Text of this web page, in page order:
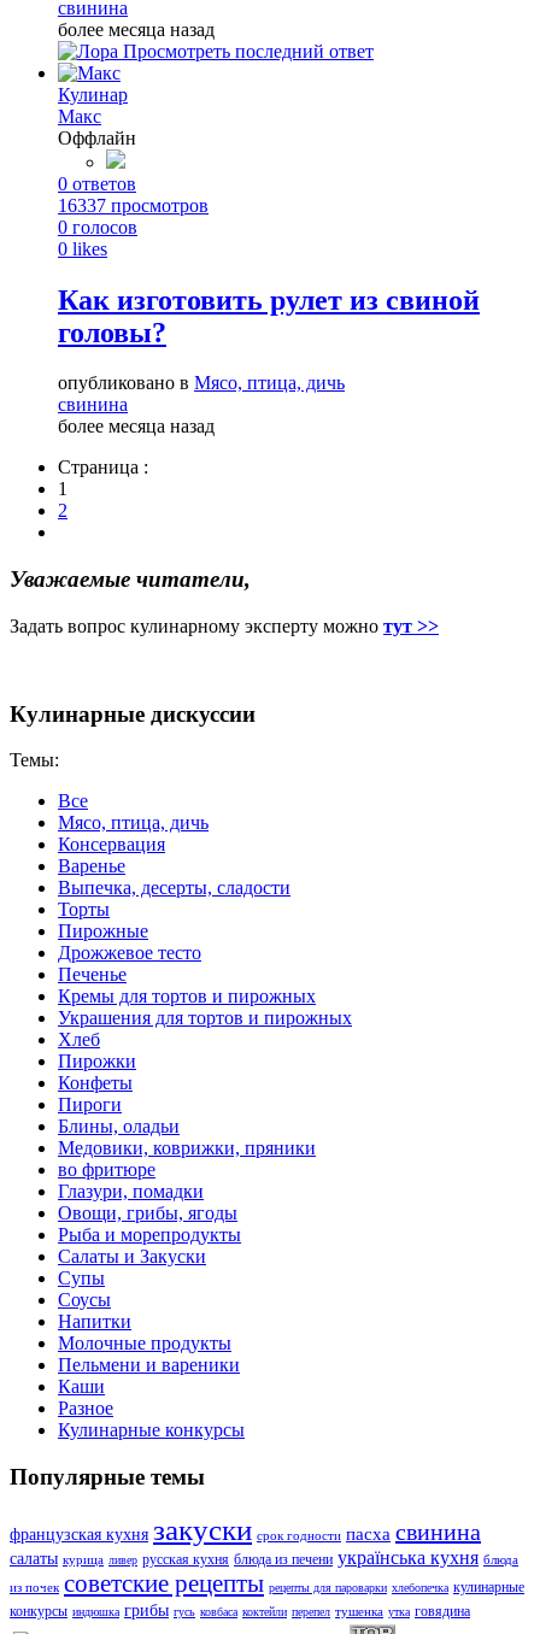
свинина
более месяца назад
Просмотреть последний ответ
Кулинар
Макс
Оффлайн
0 ответов
16337 просмотров
0 голосов
0 likes
Как изготовить рулет из свиной
головы?
опубликовано в Мясо, птица, дичь
свинина
более месяца назад
Страница :
1
2
Уважаемые читатели,
Задать вопрос кулинарному эксперту можно тут >>
Кулинарные дискуссии
Темы:
Все
Мясо, птица, дичь
Консервация
Варенье
Выпечка, десерты, сладости
Торты
Пирожные
Дрожжевое тесто
Печенье
Кремы для тортов и пирожных
Украшения для тортов и пирожных
Хлеб
Пирожки
Конфеты
Пироги
Блины, оладьи
Медовики, коврижки, пряники
во фритюре
Глазури, помадки
Овощи, грибы, ягоды
Рыба и морепродукты
Салаты и Закуски
Супы
Соусы
Напитки
Молочные продукты
Пельмени и вареники
Каши
Разное
Кулинарные конкурсы
Популярные темы
французская кухня закуски срок годности пасха свинина
салаты курица ливер русская кухня блюда из печени українська кухня блюда
из почек советские рецепты рецепты для пароварки хлебопечка кулинарные
конкурсы индюшка грибы гусь ковбаса коктейли перепел тушенка утка говядина